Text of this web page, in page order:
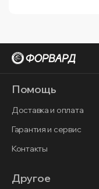
Помощь
Доставка и оплата
Гарантия и сервис
Контакты
Другое